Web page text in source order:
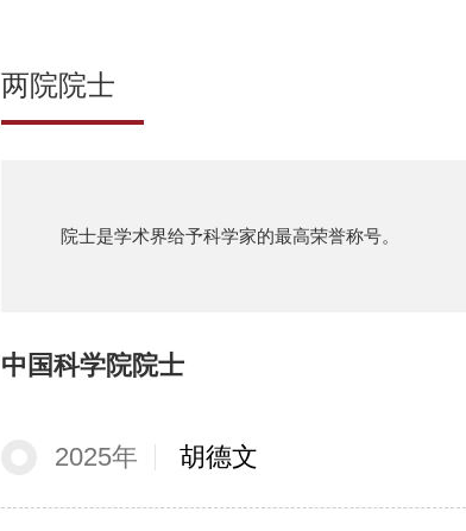
两院院士
院士是学术界给予科学家的最高荣誉称号。
中国科学院院士
2025年 胡德文